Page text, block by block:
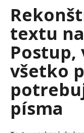
textu
Postup,
všetko
písma
o
t
r
e
b
u
j
e
t
e